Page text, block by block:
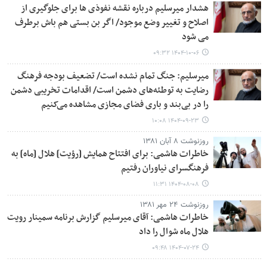
هشدار میرسلیم درباره نقشه نفوذی ها برای جلوگیری از
اصلاح و تغییر وضع موجود/ اگر بن بستی هم باش برطرف
می شود
۱۴۰۴-۱۰-۰۶ ۰۹:۳۲
میرسلیم: جنگ تمام نشده است/ تضعیف بودجه فرهنگ
رضایت به توطئه‌های دشمن است/ اقدامات تخریبی دشمن
را در بی‌بند و باری فضای مجازی مشاهده می‌کنیم
۱۴۰۴-۰۹-۲۳ ۱۰:۰۸
روزنوشت ۸ آبان ۱۳۸۱
خاطرات هاشمی: برای افتتاح همایش [رؤیت] هلال [ماه] به
فرهنگسرای نیاوران رفتیم
۱۴۰۴-۰۸-۰۸ ۱۱:۳۱
روزنوشت ۲۴ مهر ۱۳۸۱
خاطرات هاشمی: آقای میرسلیم گزارش برنامه سمینار رویت
هلال ماه شوال را داد
۱۴۰۴-۰۷-۲۴ ۰۹:۴۸